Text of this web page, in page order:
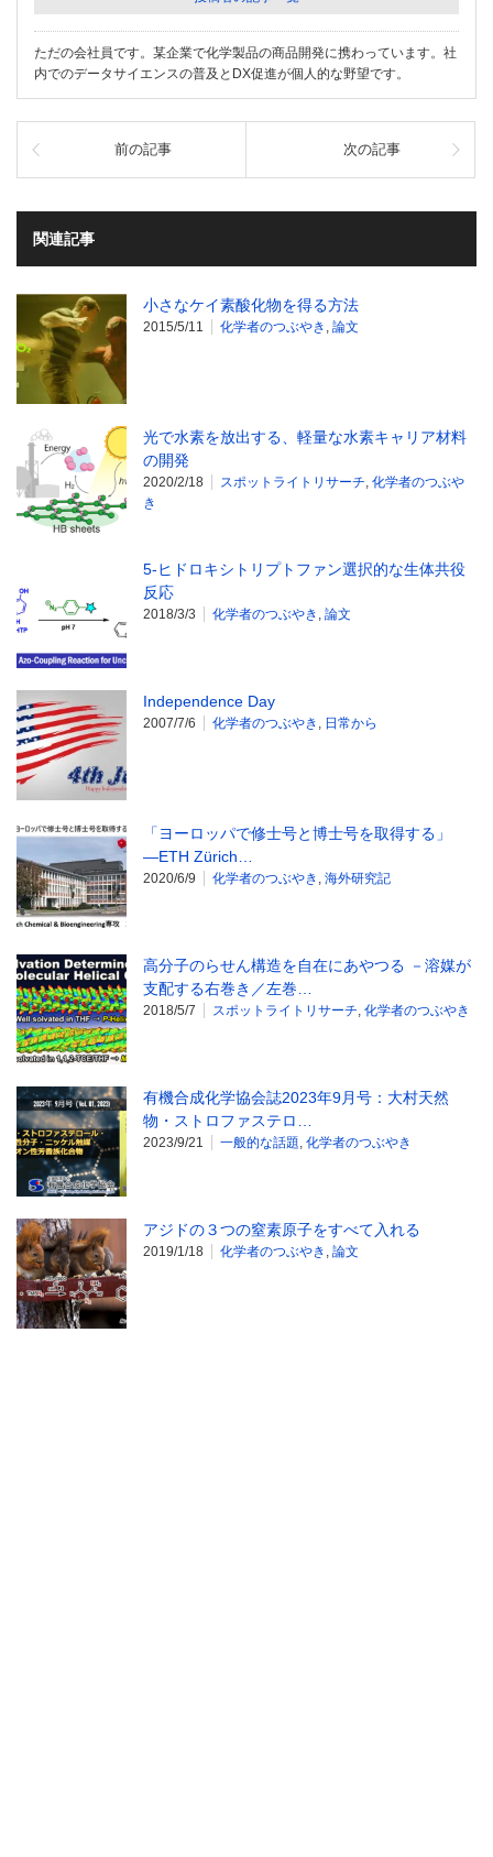
ただの会社員です。某企業で化学製品の商品開発に携わっています。社
内でのデータサイエンスの普及とDX促進が個人的な野望です。
前の記事 次の記事
関連記事
小さなケイ素酸化物を得る方法
2015/5/11 化学者のつぶやき 論文
光で水素を放出する、軽量な水素キャリア材料
の開発
2020/2/18 スポットライトリサーチ 化学者のつぶや
き
5-ヒドロキシトリプトファン選択的な生体共役
反応
2018/3/3 化学者のつぶやき 論文
Independence Day
2007/7/6 化学者のつぶやき 日常から
「ヨーロッパで修士号と博士号を取得する」
―ETH Zürich…
2020/6/9 化学者のつぶやき 海外研究記
高分子のらせん構造を自在にあやつる －溶媒が
支配する右巻き／左巻…
2018/5/7 スポットライトリサーチ 化学者のつぶやき
有機合成化学協会誌2023年9月号：大村天然
物・ストロファステロ…
2023/9/21 一般的な話題 化学者のつぶやき
アジドの３つの窒素原子をすべて入れる
2019/1/18 化学者のつぶやき 論文